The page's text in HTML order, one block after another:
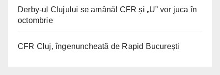
Derby-ul Clujului se amână! CFR și „U” vor juca în
octombrie
CFR Cluj, îngenuncheată de Rapid București